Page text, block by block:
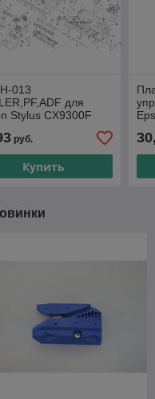
013
для
Stylus CX9300F
STYLUS
STYLUS
руб.
Купить